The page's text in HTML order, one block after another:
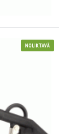
NOLIKTAVĀ